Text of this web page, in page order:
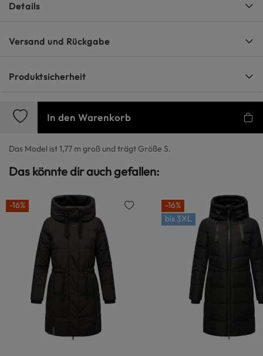
Details
Versand und Rückgabe
Produktsicherheit
In den Warenkorb
Das Model ist 1,77 m groß und trägt Größe S.
Das könnte dir auch gefallen:
-16%
-16%
bis 3XL